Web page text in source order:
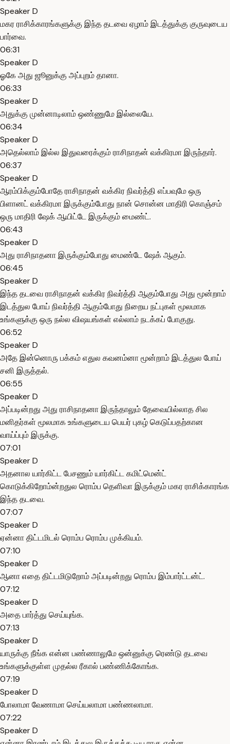
Speaker D
மகர ராசிக்காரங்களுக்கு இந்த தடவை ஏழாம் இடத்துக்கு குருவுடைய
பார்வை.
06:31
Speaker D
ஓகே அது ஜூனுக்கு அப்புறம் தானா.
06:33
Speaker D
அதுக்கு முன்னாடிலாம் ஒண்ணுமே இல்லையே.
06:34
Speaker D
அதெல்லாம் இல்ல இதுவரைக்கும் ராசிநாதன் வக்கிரமா இருந்தார்.
06:37
Speaker D
ஆரம்பிக்கும்போதே ராசிநாதன் வக்கிர நிவர்த்தி எப்பவுமே ஒரு
பிளானட் வக்கிரமா இருக்கும்போது நான் சொன்ன மாதிரி கொஞ்சம்
ஒரு மாதிரி ஷேக் ஆயிட்டே இருக்கும் மைண்ட்.
06:43
Speaker D
அது ராசிநாதனா இருக்கும்போது மைண்டே ஷேக் ஆகும்.
06:45
Speaker D
இந்த தடவை ராசிநாதன் வக்கிர நிவர்த்தி ஆகும்போது அது மூன்றாம்
இடத்துல போய் நிவர்த்தி ஆகும்போது நிறைய நட்புகள் மூலமாக
உங்களுக்கு ஒரு நல்ல விஷயங்கள் எல்லாம் நடக்கப் போகுது.
06:52
Speaker D
அதே இன்னொரு பக்கம் எதுல கவனம்னா மூன்றாம் இடத்துல போய்
சனி இருத்தல்.
06:55
Speaker D
அப்படின்றது அது ராசிநாதனா இருந்தாலும் தேவையில்லாத சில
மனிதர்கள் மூலமாக உங்களுடைய பெயர் புகழ் கெடுப்பதற்கான
வாய்ப்பும் இருக்கு.
07:01
Speaker D
அதனால யார்கிட்ட பேசணும் யார்கிட்ட கமிட்மென்ட்
கொடுக்கிறோம்ன்றதுல ரொம்ப தெளிவா இருக்கும் மகர ராசிக்காரங்க
இந்த தடவை.
07:07
Speaker D
ஏன்னா திட்டமிடல் ரொம்ப ரொம்ப முக்கியம்.
07:10
Speaker D
ஆனா எதை திட்டமிடுறோம் அப்படின்றது ரொம்ப இம்பார்ட்டன்ட்.
07:12
Speaker D
அதை பார்த்து செய்யுங்க.
07:13
Speaker D
யாருக்கு நீங்க என்ன பண்ணாலுமே ஒன்னுக்கு ரெண்டு தடவை
உங்களுக்குள்ள முதல்ல ரீகால் பண்ணிக்கோங்க.
07:19
Speaker D
போலாமா வேணாமா செய்யலாமா பண்ணலாமா.
07:22
Speaker D